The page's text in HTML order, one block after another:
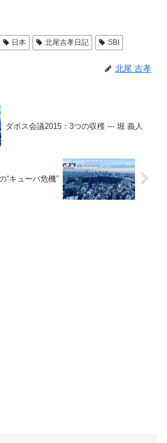
日本 北尾吉孝日記 SBI
北尾 吉孝
ダボス会議2015：3つの収穫 --- 堀 義人
“キューバ危機”